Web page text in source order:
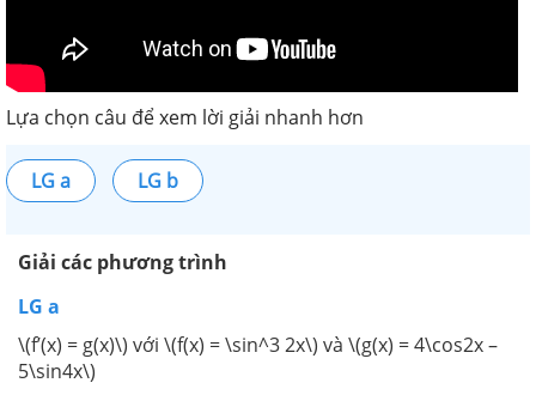
Lựa chọn câu để xem lời giải nhanh hơn
LG a LG b
Giải các phương trình
LG a
\(f’(x) = g(x)\) với \(f(x) = \sin^3 2x\) và \(g(x) = 4\cos2x –
5\sin4x\)